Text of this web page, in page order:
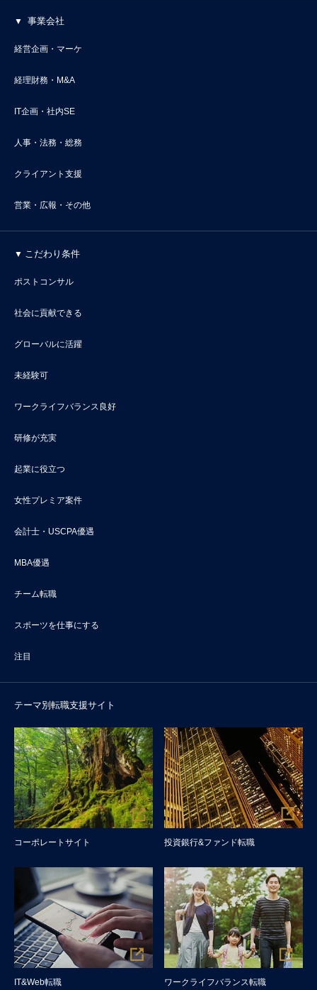
事業会社
経営企画・マーケ
経理財務・M&A
IT企画・社内SE
人事・法務・総務
クライアント支援
営業・広報・その他
こだわり条件
ポストコンサル
社会に貢献できる
グローバルに活躍
未経験可
ワークライフバランス良好
研修が充実
起業に役立つ
女性プレミア案件
会計士・USCPA優遇
MBA優遇
チーム転職
スポーツを仕事にする
注目
テーマ別転職支援サイト
コーポレートサイト 投資銀行&ファンド転職
IT&Web転職 ワークライフバランス転職